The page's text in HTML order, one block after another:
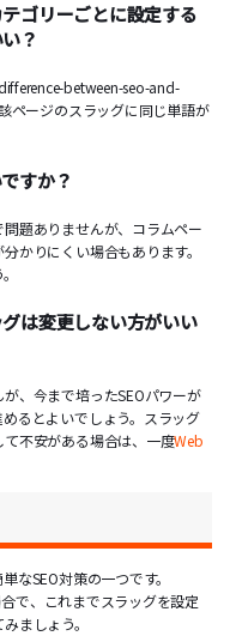
ゴリーごとに設定する
？
between-seo-and-
ページのスラッグに同じ単語が
すか？
題ありませんが、コラムペー
かりにくい場合もあります。
は変更しない方がいい
、今まで培ったSEOパワーが
るとよいでしょう。スラッグ
不安がある場合は、一度Web
なSEO対策の一つです。
で、これまでスラッグを設定
ましょう。